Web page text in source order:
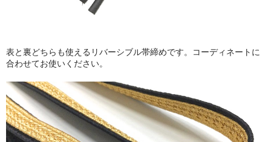
表と裏どちらも使えるリバーシブル帯締めです。コーディネートに
合わせてお使いください。